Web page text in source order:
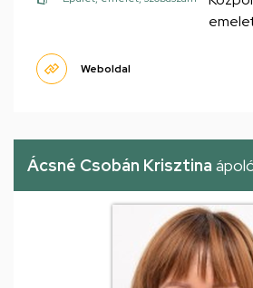
Weboldal
Ácsné Csobán Krisztina